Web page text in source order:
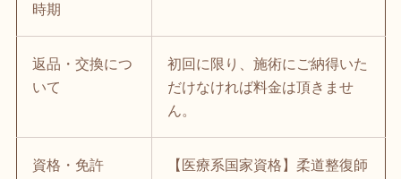
時期
返品・交換につ
いて
初回に限り、施術にご納得いた
だけなければ料金は頂きませ
ん。
資格・免許
【医療系国家資格】柔道整復師